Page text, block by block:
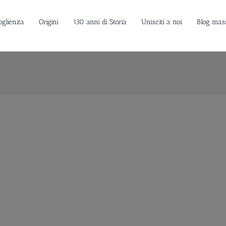
Origini 130 anni di Storia Unisciti a noi Blog